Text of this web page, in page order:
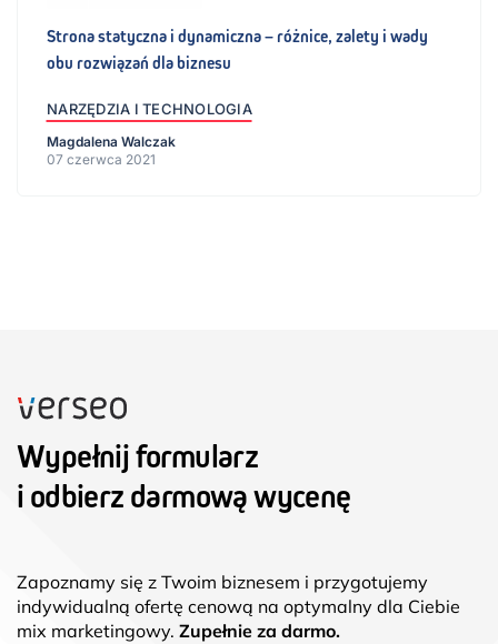
Strona statyczna i dynamiczna – różnice, zalety i wady
obu rozwiązań dla biznesu
NARZĘDZIA I TECHNOLOGIA
Magdalena Walczak
07 czerwca 2021
Wypełnij formularz
i odbierz darmową wycenę
Zapoznamy się z Twoim biznesem i przygotujemy
indywidualną ofertę cenową na optymalny dla Ciebie
mix marketingowy. Zupełnie za darmo.